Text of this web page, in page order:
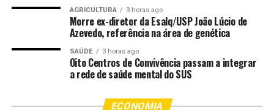
Acompanhe os preços das principais commodities do
agro, como soja, milho e boi, com atualização direta das
principais praças do Brasil:acesse a página de cotações
do Canal Rural!
Pimenta também disse que há pressa para fechar uma
AGRICULTURA 3 horas ago
Morre ex-diretor da Esalq/USP João Lúcio de
Azevedo, referência na área de genética
SAÚDE 3 horas ago
Oito Centros de Convivência passam a integrar
a rede de saúde mental do SUS
ECONOMIA